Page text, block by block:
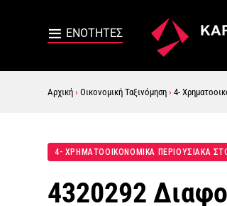
Αρχική › Οικονομική Ταξινόμηση › 4-
4- ΧΡΗΜΑΤΟΟΙΚΟΝΟΜΙΚΑ ΠΕΡΙΟΥΣΙΑΚΑ
4320292